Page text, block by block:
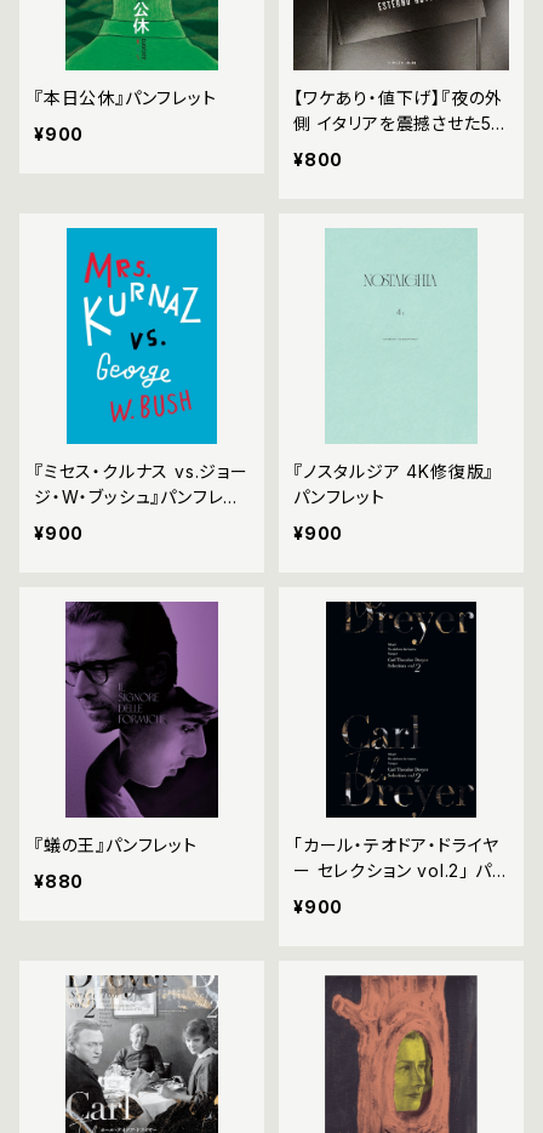
『本日公休』パンフレット
¥900
【ワケあり・値下げ】『夜の外
側 イタリアを震撼させた55
日間』パンフレット
¥800
『ミセス・クルナス vs.ジョー
ジ・W・ブッシュ』パンフレッ
ト
¥900
『ノスタルジア 4K修復版』
パンフレット
¥900
『蟻の王』パンフレット
¥880
「カール・テオドア・ドライヤ
ー セレクション vol.2」 パン
フレット
¥900